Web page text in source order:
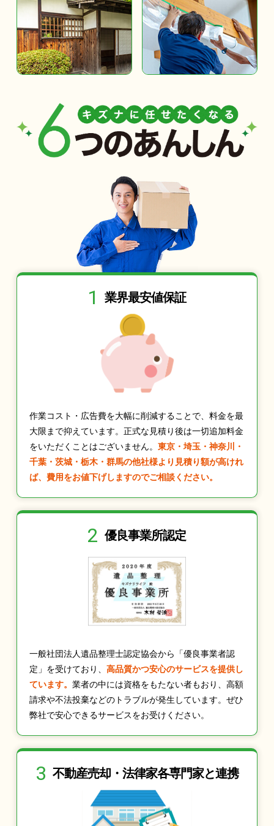
1 業界最安値保証
作業コスト・広告費を大幅に削減することで、料金を最
大限まで抑えています。正式な見積り後は一切追加料金
をいただくことはございません。 東京・埼玉・神奈川・
千葉・茨城・栃木・群馬の他社様より見積り額が高けれ
ば、費用をお値下げしますのでご相談ください。
2 優良事業所認定
一般社団法人遺品整理士認定協会から「優良事業者認
定」を受けており、 高品質かつ安心のサービスを提供し
ています。 業者の中には資格をもたない者もおり、高額
請求や不法投棄などのトラブルが発生しています。ぜひ
弊社で安心できるサービスをお受けください。
3 不動産売却・法律家各専門家と連携